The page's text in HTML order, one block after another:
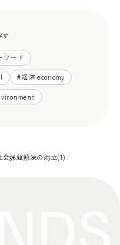
す
ワード
#経済 economy
課題解決の両立(1)